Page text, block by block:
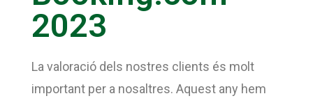
2023
La valoració dels nostres clients és molt
important per a nosaltres. Aquest any hem